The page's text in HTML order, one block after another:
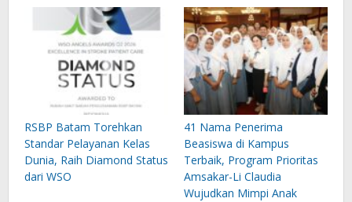
RSBP Batam Torehkan
Standar Pelayanan Kelas
Dunia, Raih Diamond Status
dari WSO
41 Nama Penerima
Beasiswa di Kampus
Terbaik, Program Prioritas
Amsakar-Li Claudia
Wujudkan Mimpi Anak